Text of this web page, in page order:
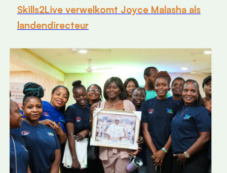
Skills2Live verwelkomt Joyce Malasha als
landendirecteur